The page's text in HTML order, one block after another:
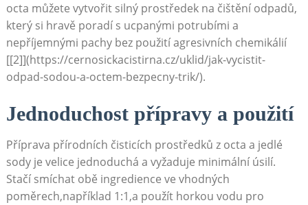
octa můžete vytvořit silný ⁢prostředek‌ na čištění odpadů,
který si hravě poradí s ucpanými potrubími‌ a
nepříjemnými pachy bez použití agresivních ⁤chemikálií
[[2]](https://cernosickacistirna.cz/uklid/jak-vycistit-
odpad-sodou-a-octem-bezpecny-trik/).
Jednoduchost přípravy a použití
Příprava přírodních‌ čisticích prostředků z octa a jedlé
sody je velice jednoduchá a vyžaduje minimální ‌úsilí.
Stačí ⁤smíchat obě ingredience ve vhodných
poměrech,například 1:1,a použít horkou vodu⁤ pro